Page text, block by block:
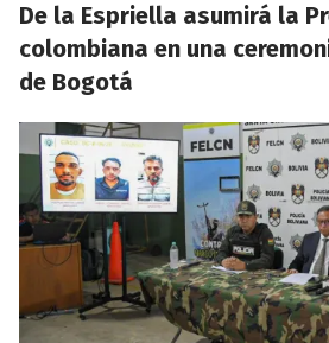
De la Espriella asumirá la
colombiana en una
de Bogotá